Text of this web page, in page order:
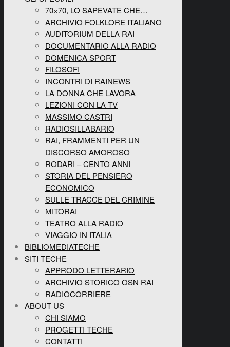
70×70, LO SAPEVATE CHE…
ARCHIVIO FOLKLORE ITALIANO
AUDITORIUM DELLA RAI
DOCUMENTARIO ALLA RADIO
DOMENICA SPORT
FILOSOFI
INCONTRI DI RAINEWS
LA DONNA CHE LAVORA
LEZIONI CON LA TV
MASSIMO CASTRI
RADIOSILLABARIO
RAI, FRAMMENTI PER UN
DISCORSO AMOROSO
RODARI – CENTO ANNI
STORIA DEL PENSIERO
ECONOMICO
SULLE TRACCE DEL CRIMINE
MITORAI
TEATRO ALLA RADIO
VIAGGIO IN ITALIA
BIBLIOMEDIATECHE
SITI TECHE
APPRODO LETTERARIO
ARCHIVIO STORICO OSN RAI
RADIOCORRIERE
ABOUT US
CHI SIAMO
PROGETTI TECHE
CONTATTI